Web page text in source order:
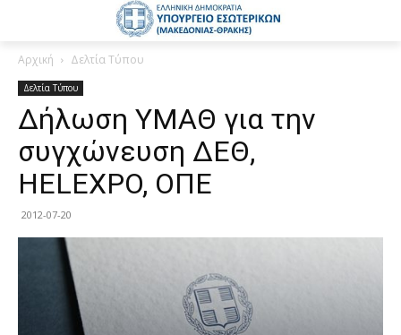
Αρχική Δελτία Τύπου
Δελτία Τύπου
Δήλωση ΥΜΑΘ για την
συγχώνευση ΔΕΘ,
HELEXPO, ΟΠΕ
2012-07-20